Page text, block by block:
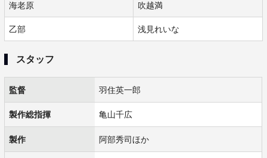
海老原 吹越満
乙部 浅見れいな
スタッフ
監督 羽住英一郎
製作総指揮 亀山千広
製作 阿部秀司ほか